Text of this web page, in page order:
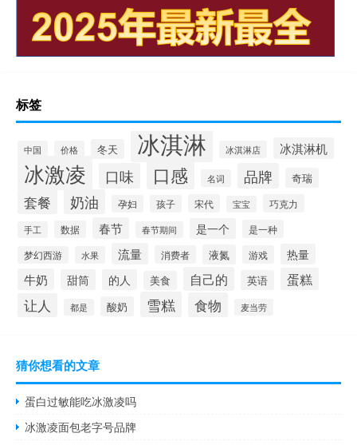
标签
中国 价格 冬天 冰淇淋 冰淇淋店 冰淇淋机
冰激凌 口味 口感 名词 品牌 奇瑞
套餐 奶油 孕妇 孩子 宋代 宝宝 巧克力
手工 数据 春节 春节期间 是一个 是一种
梦幻西游 水果 流量 消费者 液氮 游戏 热量
牛奶 甜筒 的人 美食 自己的 英语 蛋糕
让人 都是 酸奶 雪糕 食物 麦当劳
猜你想看的文章
蛋白过敏能吃冰激凌吗
冰激凌面包老字号品牌